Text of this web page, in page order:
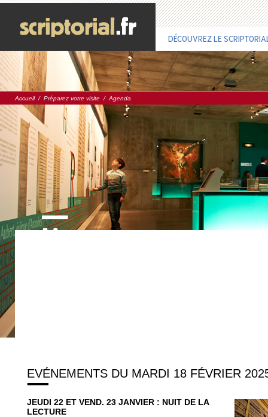
DÉCOUVREZ LE
Accueil/ Préparez votre visite / Agenda
EVÉNEMENTS DU MARDI 18 FÉVRIER
JEUDI 22 ET VEND. 23 JANVIER : NUIT DE LA
LECTURE